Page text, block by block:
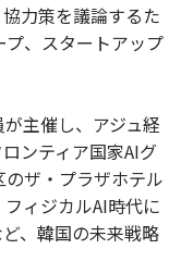
力策を議論するた
、スタートアップ
主催し、アジュ経
ンティア国家AIグ
ザ・プラザホテル
ィジカルAI時代に
、韓国の未来戦略